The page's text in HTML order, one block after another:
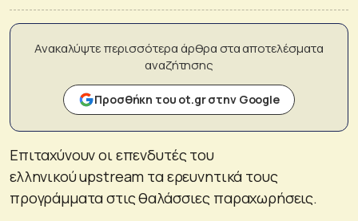
Ανακαλύψτε περισσότερα άρθρα στα αποτελέσματα
αναζήτησης
Προσθήκη του ot.gr στην Google
Επιταχύνουν οι επενδυτές του
ελληνικού upstream τα ερευνητικά τους
προγράμματα στις θαλάσσιες παραχωρήσεις.